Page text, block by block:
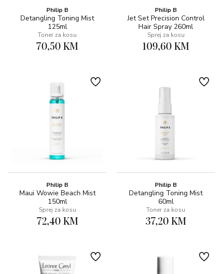
Philip B
Detangling Toning Mist
125ml
Toner za kosu
70,50 KM
Philip B
Jet Set Precision Control
Hair Spray 260ml
Sprej za kosu
109,60 KM
Philip B
Maui Wowie Beach Mist
150ml
Sprej za kosu
72,40 KM
Philip B
Detangling Toning Mist
60ml
Toner za kosu
37,20 KM